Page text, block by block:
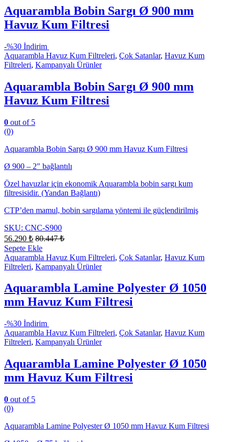
Aquarambla Bobin Sargı Ø 900 mm
Havuz Kum Filtresi
-%30 İndirim
Aquarambla Havuz Kum Filtreleri, Çok Satanlar, Havuz Kum
Filtreleri, Kampanyalı Ürünler
Aquarambla Bobin Sargı Ø 900 mm
Havuz Kum Filtresi
0 out of 5
(0)
Aquarambla Bobin Sargı Ø 900 mm Havuz Kum Filtresi
Ø 900 – 2″ bağlantılı
Özel havuzlar için ekonomik Aquarambla bobin sargı kum
filtresisidir. (Yandan Bağlantı)
CTP’den mamul, bobin sargılama yöntemi ile güçlendirilmiş
SKU: CNC-S900
56.290 ₺ 80.447₺
Sepete Ekle
Aquarambla Havuz Kum Filtreleri, Çok Satanlar, Havuz Kum
Filtreleri, Kampanyalı Ürünler
Aquarambla Lamine Polyester Ø 1050
mm Havuz Kum Filtresi
-%30 İndirim
Aquarambla Havuz Kum Filtreleri, Çok Satanlar, Havuz Kum
Filtreleri, Kampanyalı Ürünler
Aquarambla Lamine Polyester Ø 1050
mm Havuz Kum Filtresi
0 out of 5
(0)
Aquarambla Lamine Polyester Ø 1050 mm Havuz Kum Filtresi